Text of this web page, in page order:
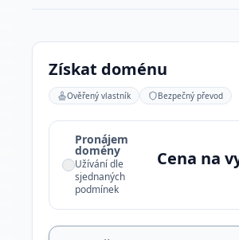
Získat doménu
Ověřený vlastník Bezpečný převod
Pronájem
domény
Užívání dle
sjednaných
podmínek
Cena na